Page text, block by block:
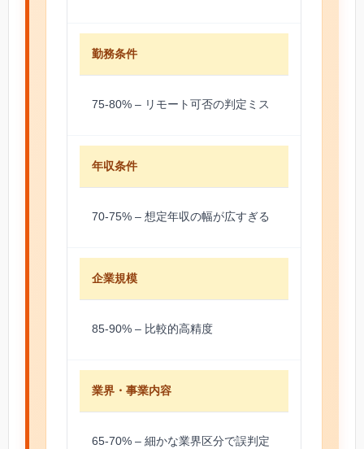
勤務条件
75-80% – リモート可否の判定ミス
年収条件
70-75% – 想定年収の幅が広すぎる
企業規模
85-90% – 比較的高精度
業界・事業内容
65-70% – 細かな業界区分で誤判定